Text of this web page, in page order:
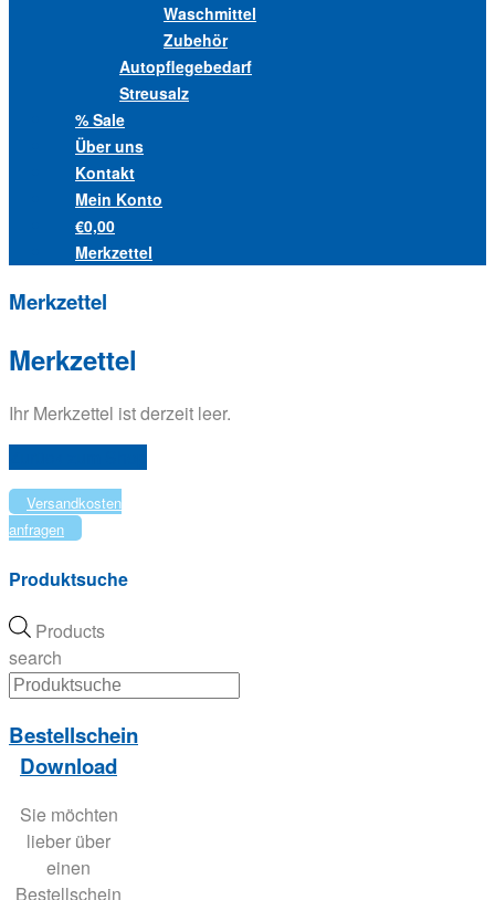
Waschmittel
Zubehör
Autopflegebedarf
Streusalz
% Sale
Über uns
Kontakt
Mein Konto
€0,00
Merkzettel
Merkzettel
Merkzettel
Ihr Merkzettel ist derzeit leer.
Versandkosten
anfragen
Produktsuche
Products
search
Bestellschein
Download
Sie möchten
lieber über
einen
Bestellschein